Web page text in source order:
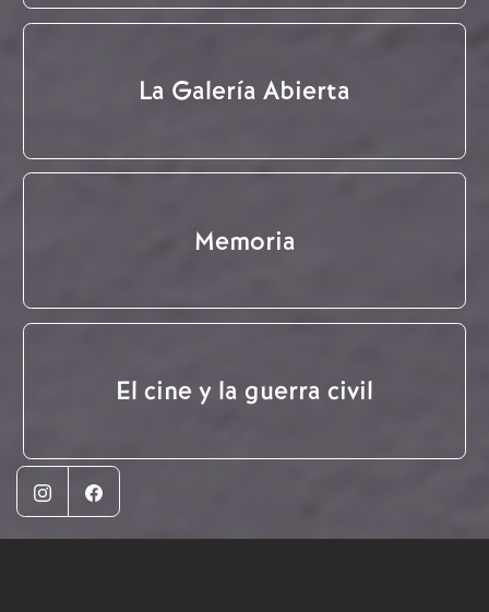
La Galería Abierta
Memoria
El cine y la guerra civil
InstagramFacebook